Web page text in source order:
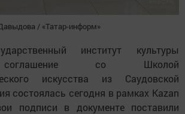
/ «Татар-информ»
институт культуры
со Школой
искусства из Саудовской
состоялась сегодня в рамках Kazan
подписи в документе поставили